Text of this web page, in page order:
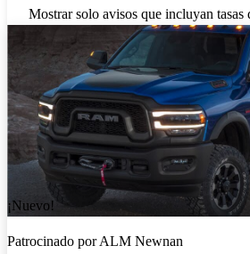
Mostrar solo avisos que incluyan tasas
¡Nuevo!
Patrocinado porALM Newnan